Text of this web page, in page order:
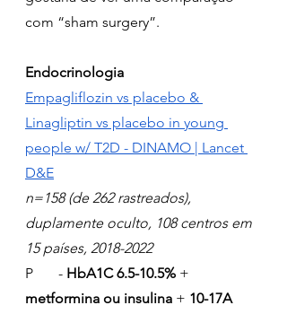
com “sham surgery”.
Endocrinologia
Empagliflozin vs placebo &
Linagliptin vs placebo in young
people w/ T2D - DINAMO | Lancet
D&E
n=158 (de 262 rastreados),
duplamente oculto, 108 centros em
15 países, 2018-2022
P       - HbA1C 6.5-10.5% +
metformina ou insulina + 10-17A